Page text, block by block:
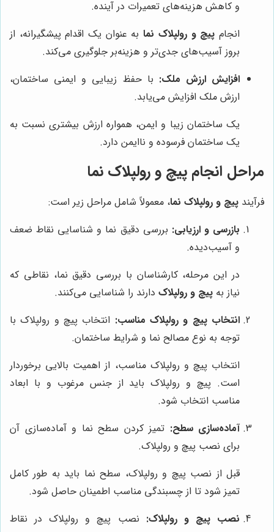
و کاهش هزینه‌های تعمیرات در آینده.
انجام پیچ و رولپلاک نمابه عنوان یک اقدام پیشگیرانه، از
بروز آسیب‌های جدی‌تر و هزینه‌بر جلوگیری می‌کند.
افزایش ارزش ملک: با حفظ زیبایی و ایمنی ساختمان،
ارزش ملک افزایش می‌یابد.
یک ساختمان زیبا و ایمن، همواره ارزش بیشتری نسبت به
یک ساختمان فرسوده و ناایمن دارد.
مراحل انجام پیچ و رولپلاک نما
فرآیند پیچ و رولپلاک نما، معمولاً شامل مراحل زیر است:
بازرسی و ارزیابی: بررسی دقیق نما و شناسایی نقاط ضعف
و آسیب‌دیده.
در این مرحله، کارشناسان با بررسی دقیق نما، نقاطی که
نیاز به پیچ و رولپلاک دارند را شناسایی می‌کنند.
انتخاب پیچ و رولپلاک مناسب: انتخاب پیچ و رولپلاک با
توجه به نوع مصالح نما و شرایط ساختمان.
انتخاب پیچ و رولپلاک مناسب، از اهمیت بالایی برخوردار
است. پیچ و رولپلاک باید از جنس مرغوب و با ابعاد
مناسب انتخاب شود.
آماده‌سازی سطح: تمیز کردن سطح نما و آماده‌سازی آن
برای نصب پیچ و رولپلاک.
قبل از نصب پیچ و رولپلاک، سطح نما باید به طور کامل
تمیز شود تا از چسبندگی مناسب اطمینان حاصل شود.
نصب پیچ و رولپلاک: نصب پیچ و رولپلاک در نقاط